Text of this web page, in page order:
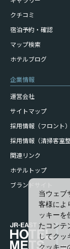
クチコミ
宿泊予約・確認
マップ検索
ホテルブログ
企業情報
運営会社
サイトマップ
採用情報（フロント）
採用情報（清掃客室整
関連リンク
ホテルトップ
ブランドサイト
当ウェブ
客様によ
ッキーを
たコンテ
してクッ
クッキー